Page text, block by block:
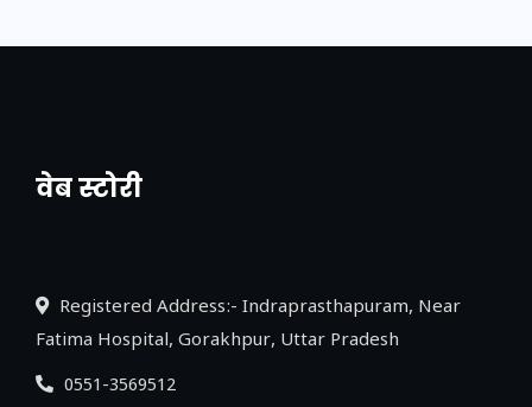
वेब स्टोरी
नया एक्सप्रेसवे: पूर्वांचल का लक, डेवलपमेंट का
Registered Address:- Indraprasthapuram, Near
Fatima Hospital, Gorakhpur, Uttar Pradesh
0551-3569512